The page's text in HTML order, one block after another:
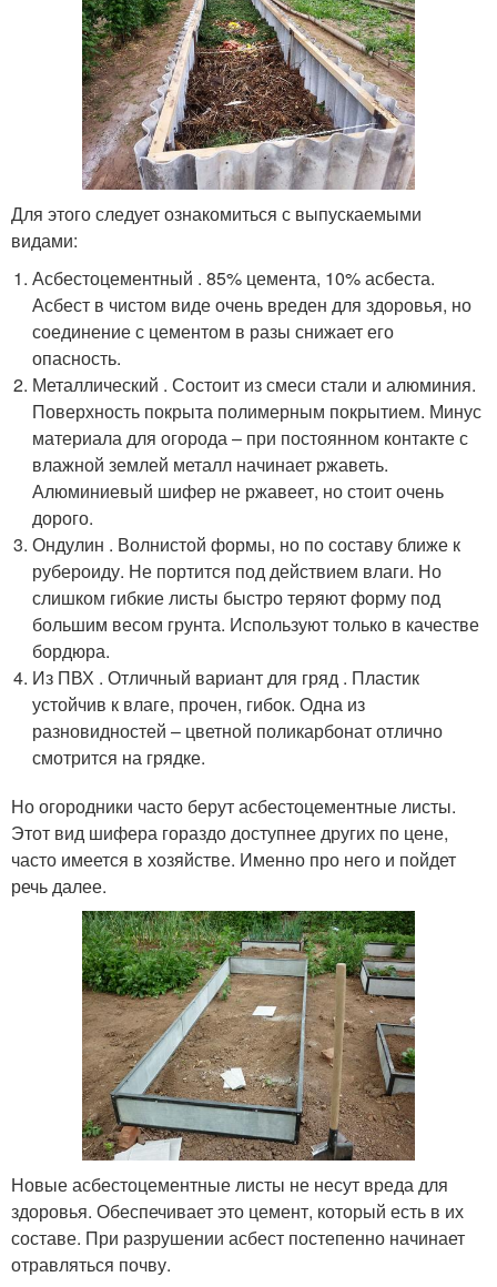
Для этого следует ознакомиться с выпускаемыми
видами:
Асбестоцементный . 85% цемента, 10% асбеста.
Асбест в чистом виде очень вреден для здоровья, но
соединение с цементом в разы снижает его
опасность.
Металлический . Состоит из смеси стали и алюминия.
Поверхность покрыта полимерным покрытием. Минус
материала для огорода – при постоянном контакте с
влажной землей металл начинает ржаветь.
Алюминиевый шифер не ржавеет, но стоит очень
дорого.
Ондулин . Волнистой формы, но по составу ближе к
рубероиду. Не портится под действием влаги. Но
слишком гибкие листы быстро теряют форму под
большим весом грунта. Используют только в качестве
бордюра.
Из ПВХ . Отличный вариант для гряд . Пластик
устойчив к влаге, прочен, гибок. Одна из
разновидностей – цветной поликарбонат отлично
смотрится на грядке.
Но огородники часто берут асбестоцементные листы.
Этот вид шифера гораздо доступнее других по цене,
часто имеется в хозяйстве. Именно про него и пойдет
речь далее.
Новые асбестоцементные листы не несут вреда для
здоровья. Обеспечивает это цемент, который есть в их
составе. При разрушении асбест постепенно начинает
отравляться почву.